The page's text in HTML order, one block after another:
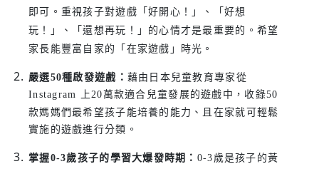
即可。重視孩子對遊戲「好開心！」、「好想
玩！」、「還想再玩！」的心情才是最重要的。希望
家長能豐富自家的「在家遊戲」時光。
嚴選50種啟發遊戲： 藉由日本兒童教育專家從
Instagram 上20萬款適合兒童發展的遊戲中，收錄50
款媽媽們最希望孩子能培養的能力、且在家就可輕鬆
實施的遊戲進行分類。
掌握0-3歲孩子的學習大爆發時期： 0-3歲是孩子的黃